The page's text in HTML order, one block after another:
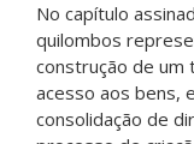
No capítulo
quilombos
construção de
acesso aos bens,
consolidação de